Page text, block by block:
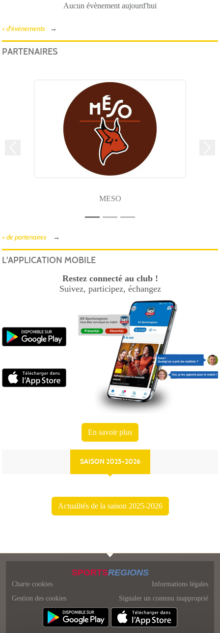
SAISON 2025-2026
Actualités de la saison 2025-2026
Aucun évènement aujourd'hui
+ d'évènements
PARTENAIRES
MESO
+ de partenaires
L'APPLICATION MOBILE
Restez connecté au club !
Suivez, participez, échangez
En savoir plus
SPORTSREGIONS
Charte cookies
Gestion des cookies
Informations légales
Signaler un contenu inapproprié